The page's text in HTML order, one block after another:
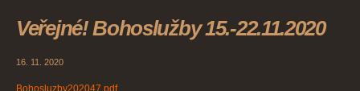
Veřejné! Bohoslužby 15.-22.11.2020
16. 11. 2020